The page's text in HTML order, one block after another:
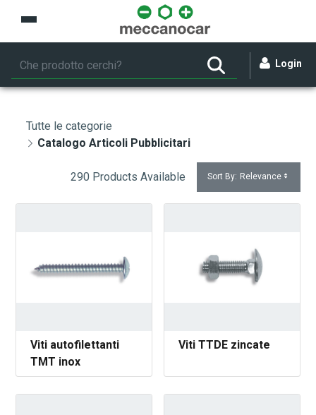
Skip to Main Content
Login
Tutte le categorie
Catalogo Articoli Pubblicitari
290 Products Available Sort By: Relevance
Viti autofilettanti
TMT inox
Viti TTDE zincate